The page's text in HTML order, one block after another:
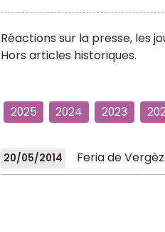
Réactions sur la presse, les
Hors articles historiques.
2025 2024 2023
20/05/2014 Feria de